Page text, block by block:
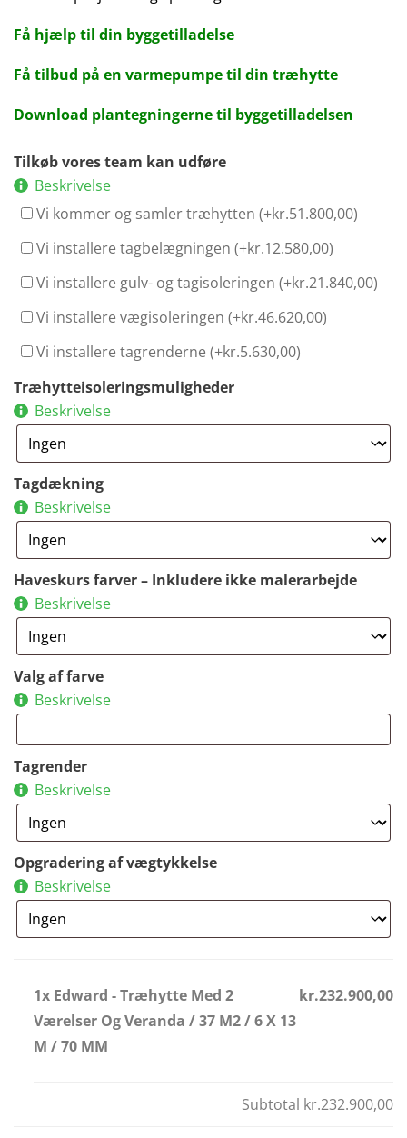
Få hjælp til din byggetilladelse
Få tilbud på en varmepumpe til din træhytte
Download plantegningerne til byggetilladelsen
Tilkøb vores team kan udføre
Beskrivelse
Vi kommer og samler træhytten (+kr.51.800,00)
Vi installere tagbelægningen (+kr.12.580,00)
Vi installere gulv- og tagisoleringen (+kr.21.840,00)
Vi installere vægisoleringen (+kr.46.620,00)
Vi installere tagrenderne (+kr.5.630,00)
Træhytteisoleringsmuligheder
Beskrivelse
Tagdækning
Beskrivelse
Haveskurs farver – Inkludere ikke malerarbejde
Beskrivelse
Valg af farve
Beskrivelse
Tagrender
Beskrivelse
Opgradering af vægtykkelse
Beskrivelse
1x Edward - Træhytte Med 2
Værelser Og Veranda / 37 M2 / 6 X 13
M / 70 MM
kr.232.900,00
Subtotal kr.232.900,00